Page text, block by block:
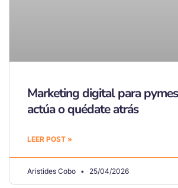
Marketing digital para
actúa o quédate atrás
LEER POST »
Aristides Cobo 25/04/2026